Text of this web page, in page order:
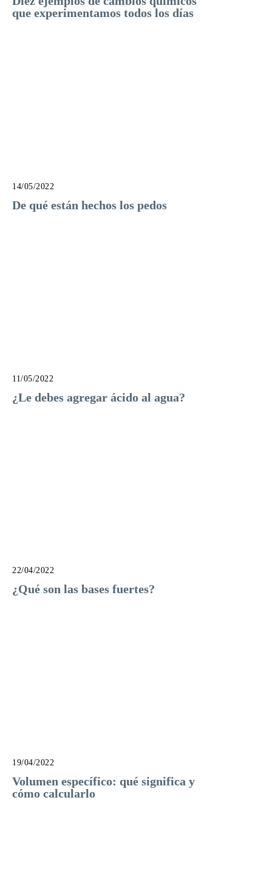
que experimentamos todos los días
14/05/2022
De qué están hechos los pedos
11/05/2022
¿Le debes agregar ácido al agua?
22/04/2022
¿Qué son las bases fuertes?
19/04/2022
Volumen específico: qué significa y
cómo calcularlo